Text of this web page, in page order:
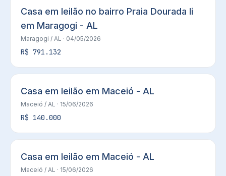
Casa em leilão no bairro Praia Dourada Ii
em Maragogi - AL
Maragogi / AL · 04/05/2026
R$ 791.132
Casa em leilão em Maceió - AL
Maceió / AL · 15/06/2026
R$ 140.000
Casa em leilão em Maceió - AL
Maceió / AL · 15/06/2026